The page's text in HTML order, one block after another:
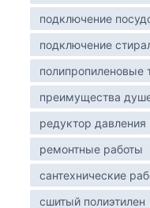
подключение
подключение
полипропиленовые
преимущества
редуктор давления
ремонтные работы
сантехнические
сшитый полиэтилен